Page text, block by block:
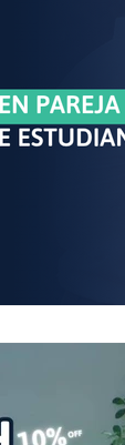
Licencia de
Documentos